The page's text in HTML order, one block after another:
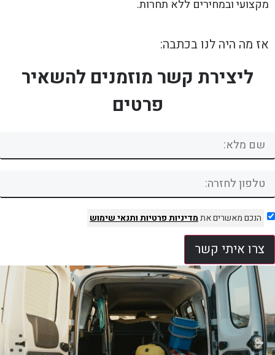
מקצועי ובמחירים ללא תחרות.
אז מה היה לנו בכתבה:
ליצירת קשר מוזמנים להשאיר
פרטים
הנכם מאשרים אתמדיניות פרטיותותנאי שימוש
צרו איתי קשר